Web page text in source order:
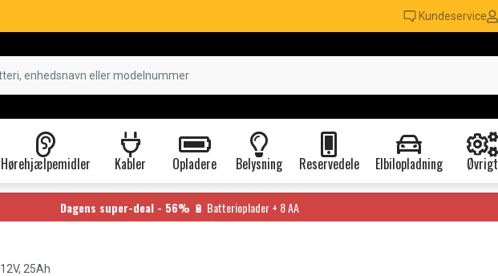
Kundeservice
Hørehjælpemidler Kabler Opladere Belysning Reservedele Elbilopladning Øvrigt
Dagens super-deal - 56% 🔋 Batterioplader + 8 AA
25Ah